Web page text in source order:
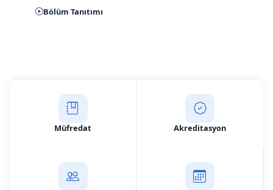
Bölüm Tanıtımı
Müfredat Akreditasyon